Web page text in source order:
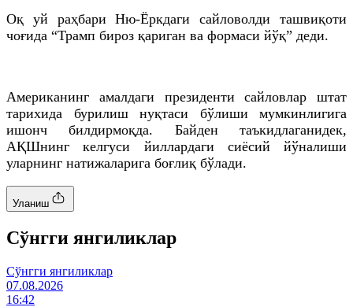
Оқ уй раҳбариНю-Ёркдаги сайловолди ташвиқоти
чоғида “Трамп бироз қариган ва формаси йўқ” деди.
Американинг амалдаги президенти сайловлар штат
тарихида бурилиш нуқтаси бўлиши мумкинлигига
ишонч билдирмоқда. Байден таъкидлаганидек,
АҚШнинг келгуси йиллардаги сиёсий йўналиши
уларнинг натижаларига боғлиқ бўлади.
Уланиш
Cўнгги янгиликлар
Cўнгги янгиликлар
07.08.2026
16:42